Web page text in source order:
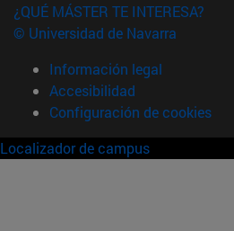
¿QUÉ MÁSTER TE INTERESA?
© Universidad de Navarra
Información legal
Accesibilidad
Configuración de cookies
Localizador de campus